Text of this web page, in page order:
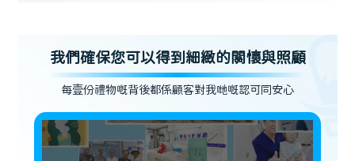
我們確保您可以得到細緻的關懷與照顧
每壹份禮物嘅背後都係顧客對我哋嘅認可同安心